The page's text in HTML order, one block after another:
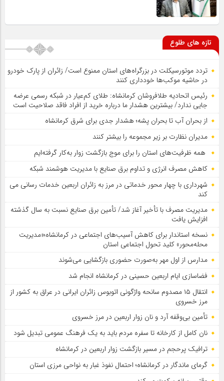
تازه های طلوع
تردد موتورسیکلت در بزرگراه‌های استان ممنوع است/ زائران از پارک خودرو
در حاشیه موکب‌ها خودداری کنند
رئیس اتحادیه طلافروشان کرمانشاه: طلای کم‌عیار در شبکه رسمی عرضه
جایی ندارد/ بیشترین هشدار ما درباره خرید از افراد فاقد صلاحیت است
از بحران آب تا بحران پشه؛ هشدار جدی برای شرق کرمانشاه
مدیران نظارت بر زیر مجموعه را بیشتر کنند
همه ظرفیت‌های استان را برای موج بازگشت زوار به‌کار گرفته‌ایم
کاهش مصرف انرژی و تداوم برق صنایع با مدیریت هوشمند شبکه
شهرداری با چهار محور خدماتی در مرز به زائران اربعین خدمات رسانی می
کند
مدیریت مصرف با تأخیر آغاز شد/ تأمین برق صنایع نسبت به سال گذشته
افزایش یافت
نسخه استاندار برای کاهش آسیب‌های اجتماعی در کرمانشاه؛«مدیریت
محله‌محور» کلید تحول اجتماعی استان
مدارس از اول مهر به‌صورت حضوری بازگشایی می‌شوند
فضاسازی ایام اربعین حسینی در کرمانشاه انجام شد
انتقال ۱۵ مصدوم سانحه واژگونی اتوبوس زائران ایرانی در عراق به کشور از
مرز خسروی
تأمین بی‌وقفه آرد و نان زوار اربعین در مرز خسروی
نان کامل از کارخانه تا سفره مردم باید به یک فرهنگ عمومی تبدیل شود
ترافیک پرحجم در مسیر بازگشت زوار اربعین در کرمانشاه
گرمای ماندگار در کرمانشاه؛ احتمال نفوذ غبار به نواحی مرزی استان